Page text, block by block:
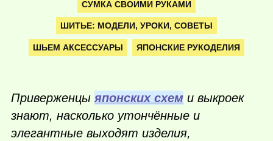
СУМКА СВОИМИ РУКАМИ
ШИТЬЕ: МОДЕЛИ, УРОКИ, СОВЕТЫ
ШЬЕМ АКСЕССУАРЫ ЯПОНСКИЕ РУКОДЕЛИЯ
Приверженцы японских схем и выкроек
знают, насколько утончённые и
элегантные выходят изделия,